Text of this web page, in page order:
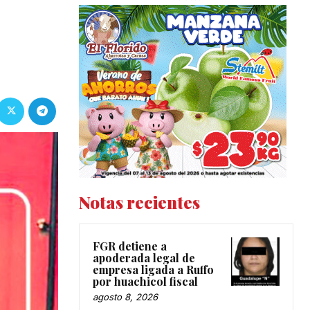
Notas recientes
FGR detiene a
apoderada legal de
empresa ligada a Ruffo
por huachicol fiscal
agosto 8, 2026